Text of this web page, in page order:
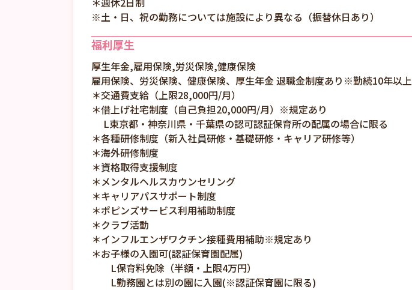
※土・日、祝の勤務については施設により異なる（振替休日あり）
福利厚生
厚生年金,雇用保険,労災保険,健康保険
雇用保険、労災保険、健康保険、厚生年金 退職金制度あり※勤続10年以上
＊交通費支給（上限28,000円/月）
＊借上げ社宅制度（自己負担20,000円/月）※規定あり
L東京都・神奈川県・千葉県の認可認証保育所の配属の場合に限る
＊各種研修制度（新入社員研修・基礎研修・キャリア研修等）
＊海外研修制度
＊資格取得支援制度
＊メンタルヘルスカウンセリング
＊キャリアパスサポート制度
＊ポピンズサービス利用補助制度
＊クラブ活動
＊インフルエンザワクチン接種費用補助※規定あり
＊お子様の入園可(認証保育園配属)
L保育料免除（半額・上限4万円）
L勤務園とは別の園に入園(※認証保育園に限る)